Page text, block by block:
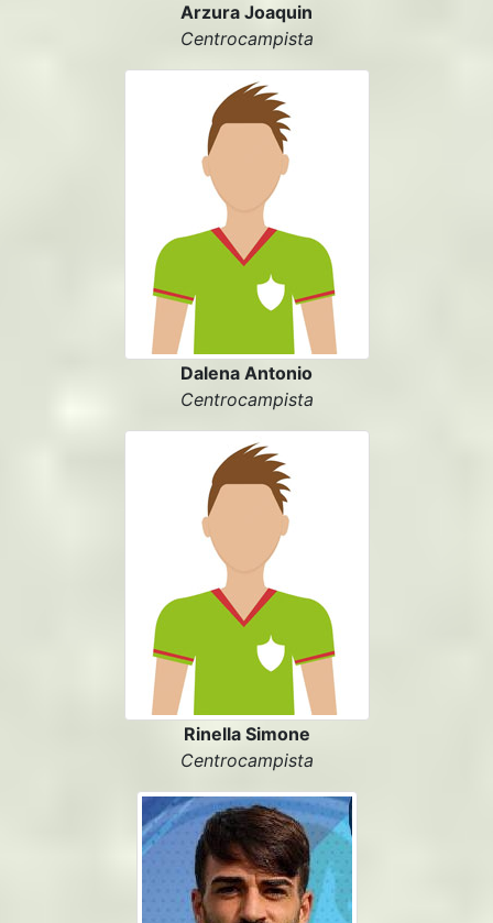
Arzura Joaquin
Centrocampista
Dalena Antonio
Centrocampista
Rinella Simone
Centrocampista